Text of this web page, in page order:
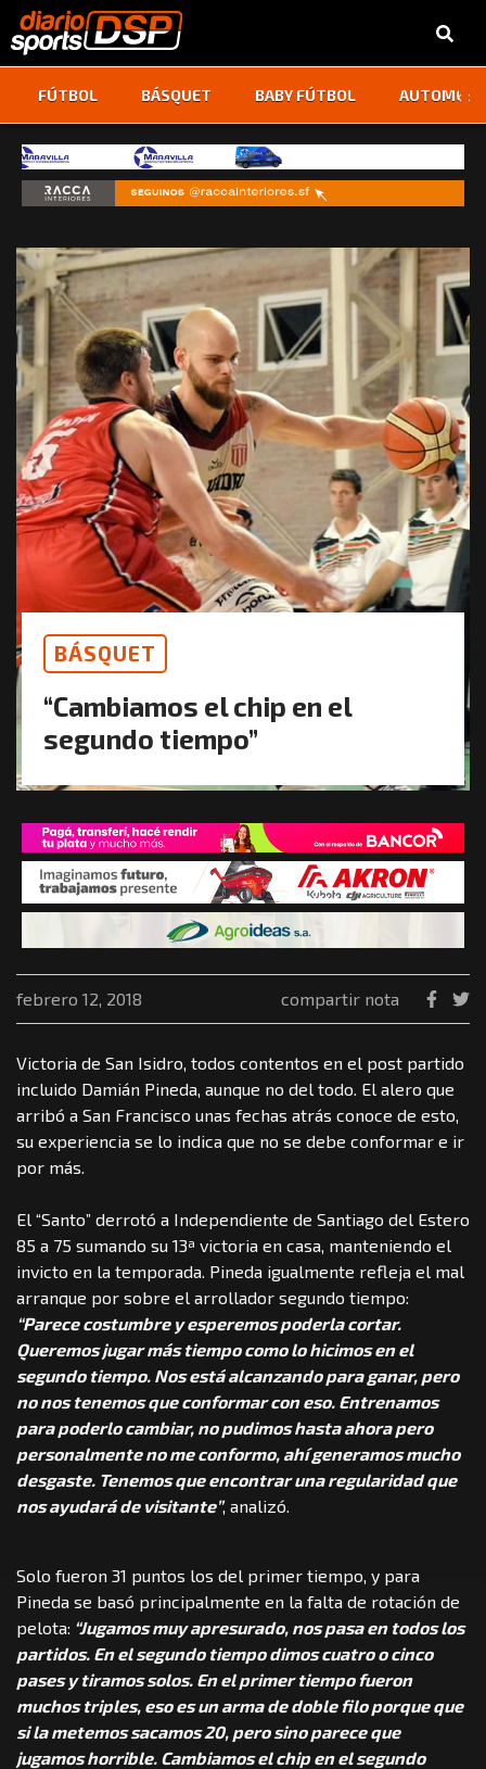
FÚTBOL BÁSQUET BABY FÚTBOL ‹ ›
BÁSQUET
“Cambiamos el chip en el
segundo tiempo”
febrero 12, 2018 compartir nota
Victoria de San Isidro, todos contentos en el post partido
incluido Damián Pineda, aunque no del todo. El alero que
arribó a San Francisco unas fechas atrás conoce de esto,
su experiencia se lo indica que no se debe conformar e ir
por más.
El “Santo” derrotó a Independiente de Santiago del Estero
85 a 75 sumando su 13ª victoria en casa, manteniendo el
invicto en la temporada. Pineda igualmente refleja el mal
arranque por sobre el arrollador segundo tiempo:
“Parece costumbre y esperemos poderla cortar.
Queremos jugar más tiempo como lo hicimos en el
segundo tiempo. Nos está alcanzando para ganar, pero
no nos tenemos que conformar con eso. Entrenamos
para poderlo cambiar, no pudimos hasta ahora pero
personalmente no me conformo, ahí generamos mucho
desgaste. Tenemos que encontrar una regularidad que
nos ayudará de visitante”, analizó.
Solo fueron 31 puntos los del primer tiempo, y para
Pineda se basó principalmente en la falta de rotación de
pelota: “Jugamos muy apresurado, nos pasa en todos los
partidos. En el segundo tiempo dimos cuatro o cinco
pases y tiramos solos. En el primer tiempo fueron
muchos triples, eso es un arma de doble filo porque que
si la metemos sacamos 20, pero sino parece que
jugamos horrible. Cambiamos el chip en el segundo